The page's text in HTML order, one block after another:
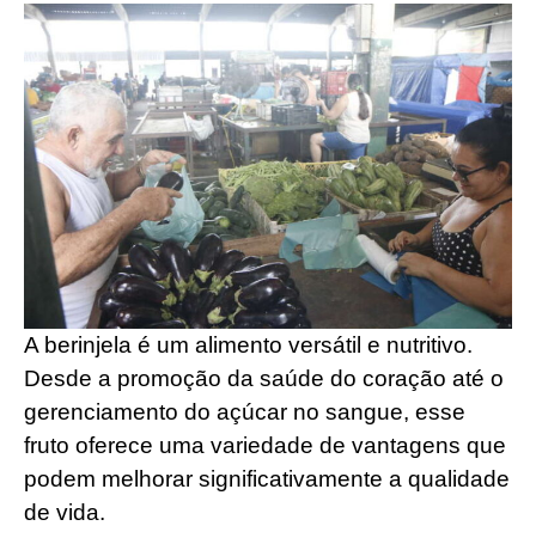
A berinjela é um alimento versátil e nutritivo.
Desde a promoção da saúde do coração até o
gerenciamento do açúcar no sangue, esse
fruto oferece uma variedade de vantagens que
podem melhorar significativamente a qualidade
de vida.